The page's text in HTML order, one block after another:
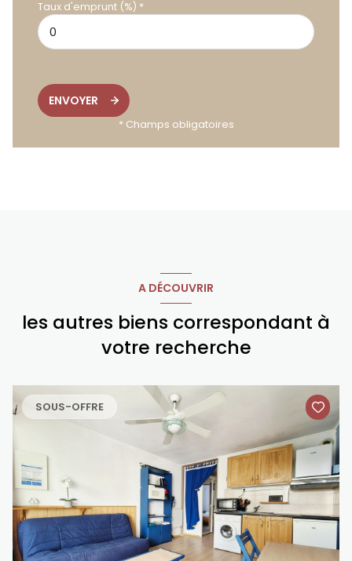
Taux d'emprunt (%) *
ENVOYER
* Champs obligatoires
A DÉCOUVRIR
les autres biens correspondant à
votre recherche
SOUS-OFFRE